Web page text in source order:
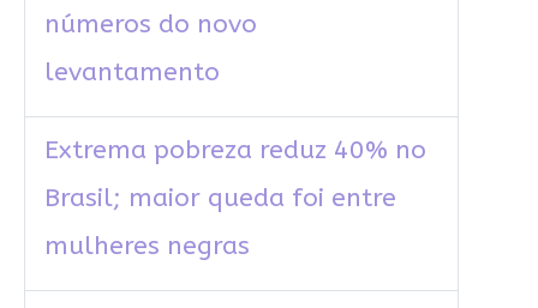
números do novo
levantamento
Extrema pobreza reduz 40% no
Brasil; maior queda foi entre
mulheres negras